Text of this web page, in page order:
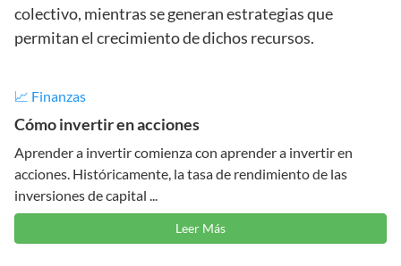
colectivo, mientras se generan estrategias que
permitan el crecimiento de dichos recursos.
📈 Finanzas
Cómo invertir en acciones
Aprender a invertir comienza con aprender a invertir en
acciones. Históricamente, la tasa de rendimiento de las
inversiones de capital ...
Leer Más